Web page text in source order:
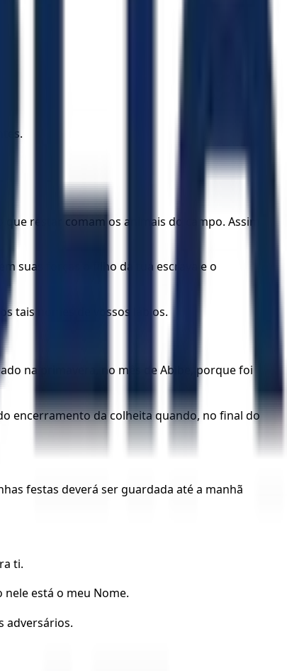
restar comam os animais do campo. Assim
suas forças o filho da tua escrava e o
tais nomes de vossos lábios.
na primavera, no mês de Abibe, porque foi
encerramento da colheita quando, no final do
festas deverá ser guardada até a manhã
ti.
nele está o meu Nome.
adversários.